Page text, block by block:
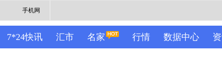
手机网
7*24快讯 汇市 名家 行情 数据中心